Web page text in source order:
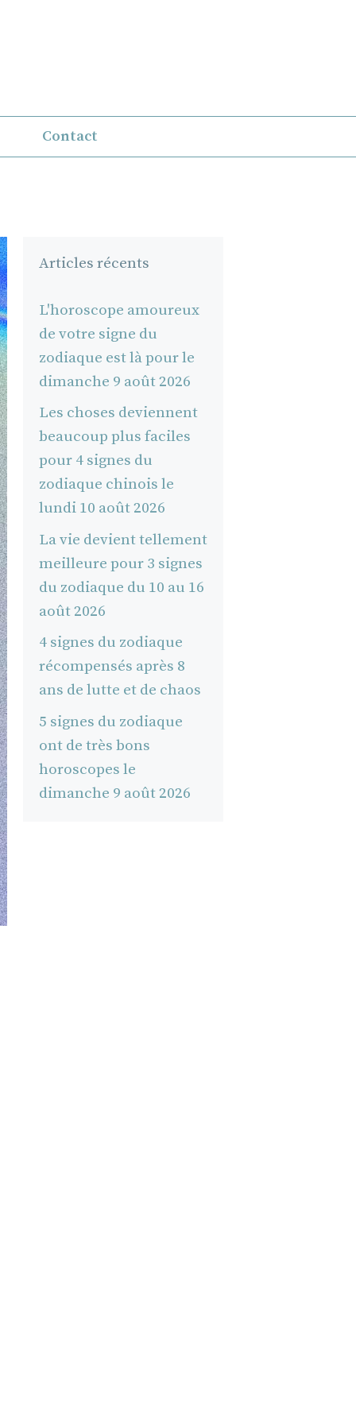
Contact
Articles récents
L'horoscope amoureux
de votre signe du
zodiaque est là pour le
dimanche 9 août 2026
Les choses deviennent
beaucoup plus faciles
pour 4 signes du
zodiaque chinois le
lundi 10 août 2026
La vie devient tellement
meilleure pour 3 signes
du zodiaque du 10 au 16
août 2026
4 signes du zodiaque
récompensés après 8
ans de lutte et de chaos
5 signes du zodiaque
ont de très bons
horoscopes le
dimanche 9 août 2026